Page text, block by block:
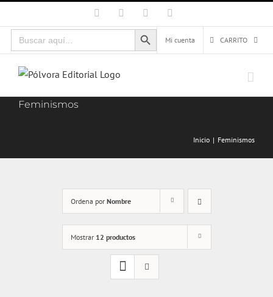
al
contenido
Facebook Instagram
Buscar:
Botón de búsqueda
Mi cuenta
CARRITO
Feminismos
Inicio Feminismos
Ordena por Nombre
Mostrar 12 productos